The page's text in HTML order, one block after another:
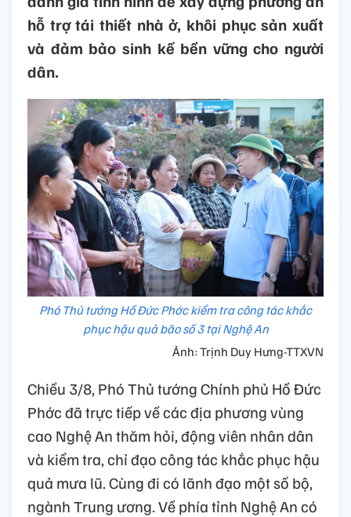
hỗ trợ tái thiết nhà ở, khôi phục sản xuất
và đảm bảo sinh kế bền vững cho người
dân.
Phó Thủ tướng Hồ Đức Phớc kiểm tra công tác khắc
phục hậu quả bão số 3 tại Nghệ An
Ảnh: Trịnh Duy Hưng-TTXVN
Chiều 3/8, Phó Thủ tướng Chính phủ Hồ Đức
Phớc đã trực tiếp về các địa phương vùng
cao Nghệ An thăm hỏi, động viên nhân dân
và kiểm tra, chỉ đạo công tác khắc phục hậu
quả mưa lũ. Cùng đi có lãnh đạo một số bộ,
ngành Trung ương. Về phía tỉnh Nghệ An có